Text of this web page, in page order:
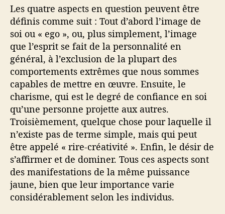
Les quatre aspects en question peuvent être
définis comme suit : Tout d’abord l’image de
soi ou « ego », ou, plus simplement, l’image
que l’esprit se fait de la personnalité en
général, à l’exclusion de la plupart des
comportements extrêmes que nous sommes
capables de mettre en œuvre. Ensuite, le
charisme, qui est le degré de confiance en soi
qu’une personne projette aux autres.
Troisièmement, quelque chose pour laquelle il
n’existe pas de terme simple, mais qui peut
être appelé « rire-créativité ». Enfin, le désir de
s’affirmer et de dominer. Tous ces aspects sont
des manifestations de la même puissance
jaune, bien que leur importance varie
considérablement selon les individus.